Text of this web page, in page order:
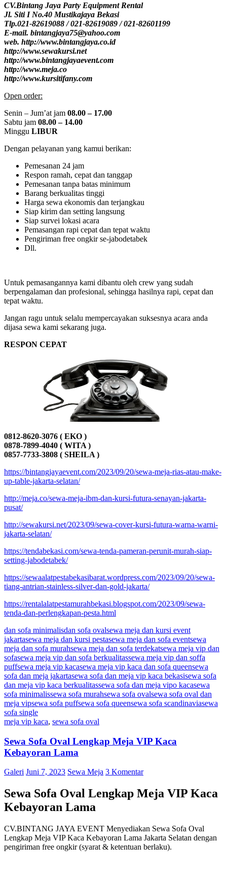
CV.Bintang Jaya Party Equipment Rental
Jl. Siti I No.40 Mustikajaya Bekasi
Tlp.021-82619088 / 021-82619089 / 021-82601199
E-mail. bintangjaya75@yahoo.com
web. http://www.bintangjaya.co.id
http://www.sewakursi.net
http://www.bintangjayaevent.com
http://www.meja.co
http://www.kursitifany.com
Open order:
Senin – Jum’at jam 08.00 – 17.00
Sabtu jam 08.00 – 14.00
Minggu LIBUR
Dengan pelayanan yang kamui berikan:
Pemesanan 24 jam
Respon ramah, cepat dan tanggap
Pemesanan tanpa batas minimum
Barang berkualitas tinggi
Harga sewa ekonomis dan terjangkau
Siap kirim dan setting langsung
Siap survei lokasi acara
Pemasangan rapi cepat dan tepat waktu
Pengiriman free ongkir se-jabodetabek
Dll.
Untuk pemasangannya kami dibantu oleh crew yang sudah
berpengalaman dan profesional, sehingga hasilnya rapi, cepat dan
tepat waktu.
Jangan ragu untuk selalu mempercayakan suksesnya acara anda
dijasa sewa kami sekarang juga.
RESPON CEPAT
0812-8620-3076 ( EKO )
0878-7899-4040 ( WITA )
0857-7733-3808 ( SHEILA )
https://bintangjayaevent.com/2023/09/20/sewa-meja-rias-atau-make-
up-table-jakarta-selatan/
http://meja.co/sewa-meja-ibm-dan-kursi-futura-senayan-jakarta-
pusat/
http://sewakursi.net/2023/09/sewa-cover-kursi-futura-warna-warni-
jakarta-selatan/
https://tendabekasi.com/sewa-tenda-pameran-perunit-murah-siap-
setting-jabodetabek/
https://sewaalatpestabekasibarat.wordpress.com/2023/09/20/sewa-
tiang-antrian-stainless-silver-dan-gold-jakarta/
https://rentalalatpestamurahbekasi.blogspot.com/2023/09/sewa-
tenda-dan-perlengkapan-pesta.html
dan sofa minimalisdan sofa ovalsewa meja dan kursi event
jakartasewa meja dan kursi pestasewa meja dan sofa eventsewa
meja dan sofa murahsewa meja dan sofa terdekatsewa meja vip dan
sofasewa meja vip dan sofa berkualitassewa meja vip dan soffa
puffsewa meja vip kacasewa meja vip kaca dan sofa queensewa
sofa dan meja jakartasewa sofa dan meja vip kaca bekasisewa sofa
dan meja vip kaca berkualitassewa sofa dan meja vipo kacasewa
sofa minimalissewa sofa murahsewa sofa ovalsewa sofa oval dan
meja vipsewa sofa puffsewa sofa queensewa sofa scandinaviasewa
sofa single
meja vip kaca, sewa sofa oval
Sewa Sofa Oval Lengkap Meja VIP Kaca
Kebayoran Lama
Galeri Juni 7, 2023 Sewa Meja 3 Komentar
Sewa Sofa Oval Lengkap Meja VIP Kaca
Kebayoran Lama
CV.BINTANG JAYA EVENT Menyediakan Sewa Sofa Oval
Lengkap Meja VIP Kaca Kebayoran Lama Jakarta Selatan dengan
pengiriman free ongkir (syarat & ketentuan berlaku).